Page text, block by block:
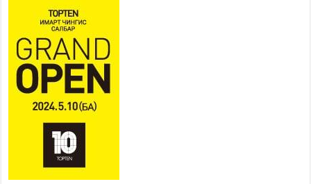
ЭДИЙН ЗАСГИЙН ХАМТЫН АЖИЛЛАГААГ
ӨРГӨЖҮҮЛНЭ
2026 оны 7 сар 21 / 16 цаг 34 минут
26,992 суралцагч хотхоны бага сургуульд, 8100
суралцагч төрөлжсөн ахлах сургуульд
суралцана
2026 оны 7 сар 21 / 13 цаг 43 минут
тээврийн зохицуулалт, сургууль, цэцэрлэг, зах,
худалдааны төвийн ажиллах хуваарийг гаргаж,
иргэдэд мэдээлэхийг үүрэг болголоо
2026 оны 7 сар 21 / 11 цаг 59 минут